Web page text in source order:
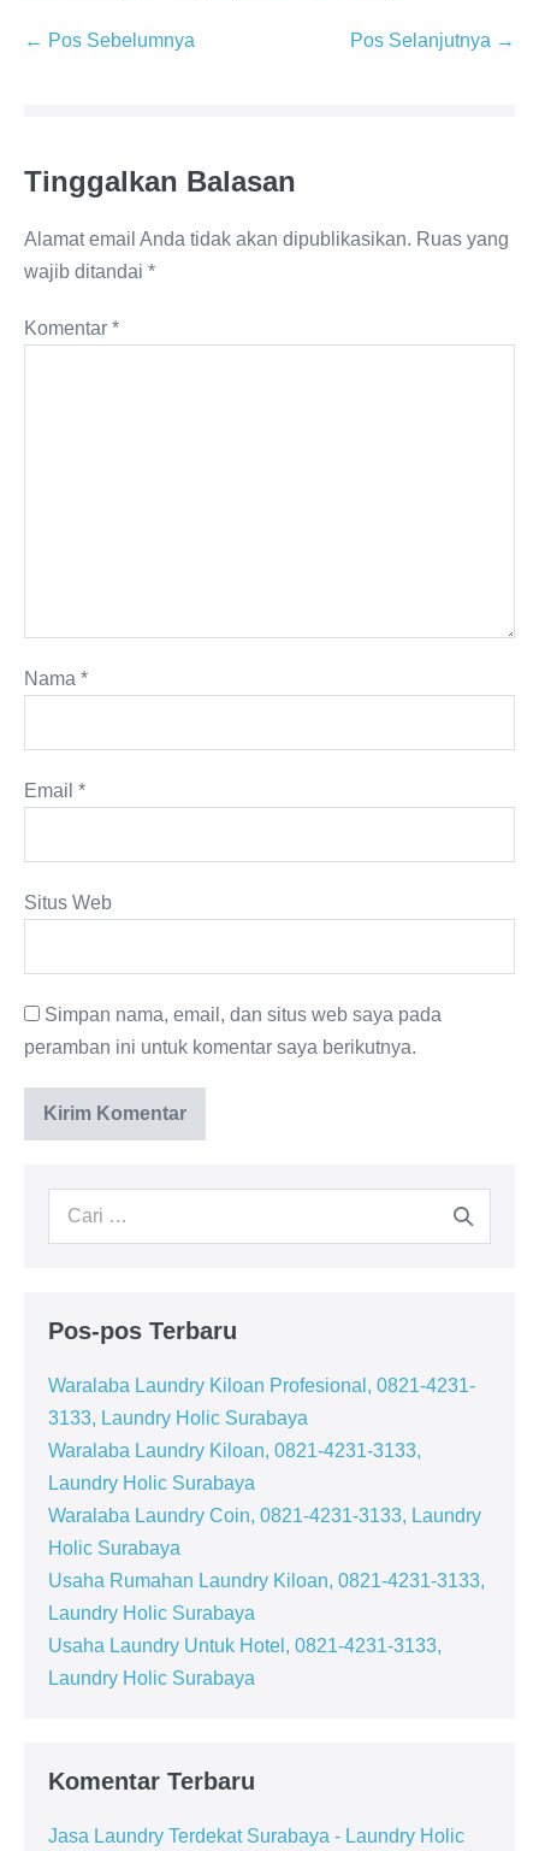
Navigasi
← Pos Sebelumnya Pos Selanjutnya →
Tinggalkan Balasan
Alamat email Anda tidak akan dipublikasikan. Ruas yang
wajib ditandai *
Komentar *
Nama *
Email *
Situs Web
Simpan nama, email, dan situs web saya pada
peramban ini untuk komentar saya berikutnya.
Pencarian
Pos-pos Terbaru
Waralaba Laundry Kiloan Profesional, 0821-4231-
3133, Laundry Holic Surabaya
Waralaba Laundry Kiloan, 0821-4231-3133,
Laundry Holic Surabaya
Waralaba Laundry Coin, 0821-4231-3133, Laundry
Holic Surabaya
Usaha Rumahan Laundry Kiloan, 0821-4231-3133,
Laundry Holic Surabaya
Usaha Laundry Untuk Hotel, 0821-4231-3133,
Laundry Holic Surabaya
Komentar Terbaru
Jasa Laundry Terdekat Surabaya - Laundry Holic